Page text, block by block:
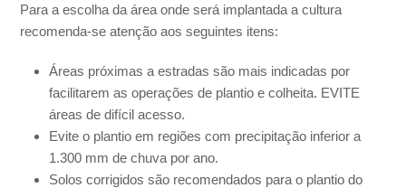
Para a escolha da área onde será implantada a cultura
recomenda-se atenção aos seguintes itens:
Áreas próximas a estradas são mais indicadas por
facilitarem as operações de plantio e colheita. EVITE
áreas de difícil acesso.
Evite o plantio em regiões com precipitação inferior a
1.300 mm de chuva por ano.
Solos corrigidos são recomendados para o plantio do